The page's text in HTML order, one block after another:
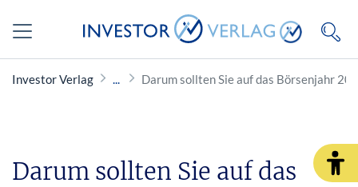
Investor Verlag Darum sollten Sie auf das Börsenjahr
Darum sollten Sie auf das